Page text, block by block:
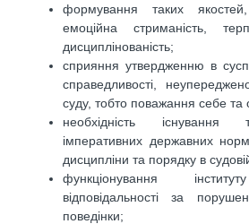
формування таких
емоційна стриманість,
дисциплінованість;
сприяння утвердженню в
справедливості,
суду, тобто поважання себе та
необхідність існування
імперативних державних
дисципліни та порядку в
функціонування
відповідальності за
поведінки;